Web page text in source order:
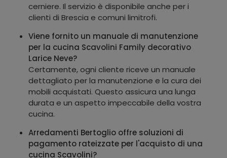
cerniere. Il servizio è disponibile anche per i
clienti di Brescia e comuni limitrofi.
Viene fornito un manuale di manutenzione
per la cucina Scavolini Family decorativo
Larice Neve?
Certamente, ogni cliente riceve un manuale
dettagliato per la manutenzione e la cura dei
mobili acquistati. Questo assicura una lunga
durata e un aspetto impeccabile della vostra
cucina.
Arredamenti Bertoglio offre soluzioni di
pagamento rateizzate per l'acquisto di una
cucina Scavolini?